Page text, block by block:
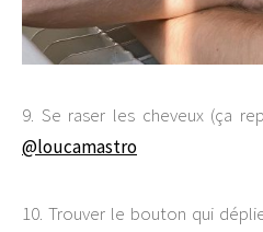
9. Se raser les cheveux (ça
@loucamastro
10. Trouver le bouton qui